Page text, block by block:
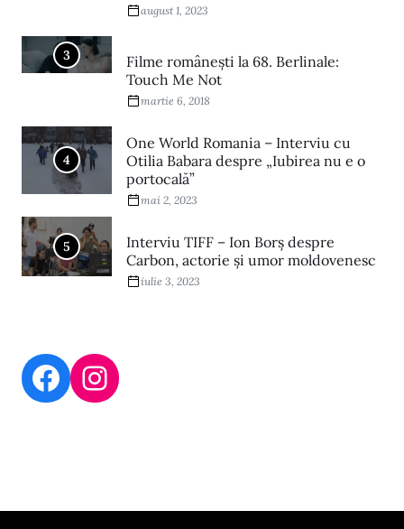
august 1, 2023
3
Filme româneşti la 68. Berlinale:
Touch Me Not
martie 6, 2018
4
One World Romania – Interviu cu
Otilia Babara despre „Iubirea nu e o
portocală”
mai 2, 2023
5
Interviu TIFF – Ion Borș despre
Carbon, actorie și umor moldovenesc
iulie 3, 2023